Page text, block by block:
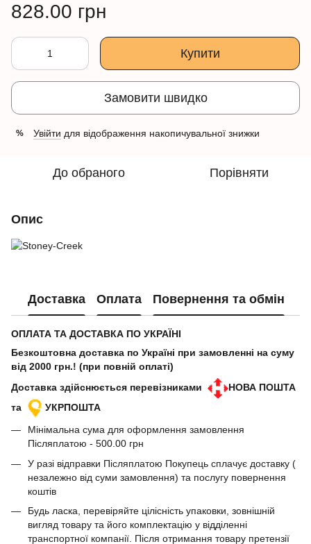
828.00 грн
Купити
Замовити швидко
% Увійти для відображення накопичувальної знижки
До обраного Порівняти
Опис
Доставка Оплата Повернення та обмін
ОПЛАТА ТА ДОСТАВКА ПО УКРАЇНІ
Безкоштовна доставка по Україні при замовленні на суму
від 2000 грн.! (при повній оплаті)
Доставка здійснюється перевізниками
НОВА ПОШТА
та
УКРПОШТА
Мінімальна сума для оформлення замовлення
Післяплатою - 500.00 грн
У разі відправки Післяплатою Покупець сплачує доставку (
незалежно від суми замовлення) та послугу повернення
коштів
Будь ласка, перевіряйте цілісність упаковки, зовнішній
вигляд товару та його комплектацію у відділенні
транспортної компанії. Після отримання товару претензії